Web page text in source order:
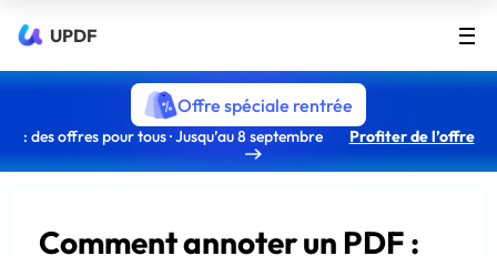
UPDF
Offre spéciale rentrée
: des offres pour tous · Jusqu’au 8 septembre Profiter de l’offre
Comment annoter un PDF :